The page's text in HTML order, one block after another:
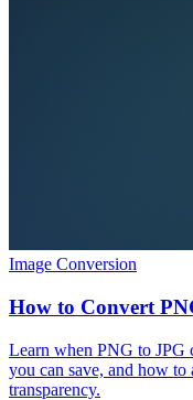
Image Conversion
How to Convert
Learn when PNG to JPG
you can save, and how
transparency.